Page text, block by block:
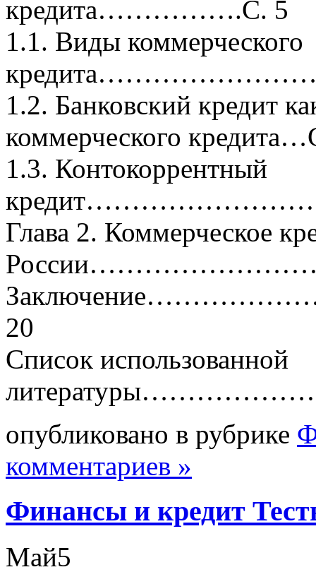
кредита…………….С. 5
1.1. Виды коммерческого
1.2. Банковский кредит
коммерческого
1.3. Контокоррентный
Глава 2. Коммерческое
20
Список использованной
опубликовано в рубрике
комментариев »
Финансы и кредит
Май5